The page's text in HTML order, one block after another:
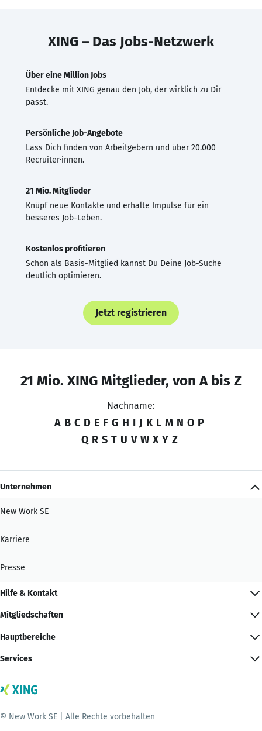
XING – Das Jobs-Netzwerk
Über eine Million Jobs
Entdecke mit XING genau den Job, der wirklich zu Dir
passt.
Persönliche Job-Angebote
Lass Dich finden von Arbeitgebern und über 20.000
Recruiter·innen.
21 Mio. Mitglieder
Knüpf neue Kontakte und erhalte Impulse für ein
besseres Job-Leben.
Kostenlos profitieren
Schon als Basis-Mitglied kannst Du Deine Job-Suche
deutlich optimieren.
Jetzt registrieren
21 Mio. XING Mitglieder, von A bis Z
Nachname:
A B C D E F G H I J K L M N O P
Q R S T U V W X Y Z
Unternehmen
New Work SE
Karriere
Presse
Hilfe & Kontakt
Mitgliedschaften
Hauptbereiche
Services
© New Work SE | Alle Rechte vorbehalten